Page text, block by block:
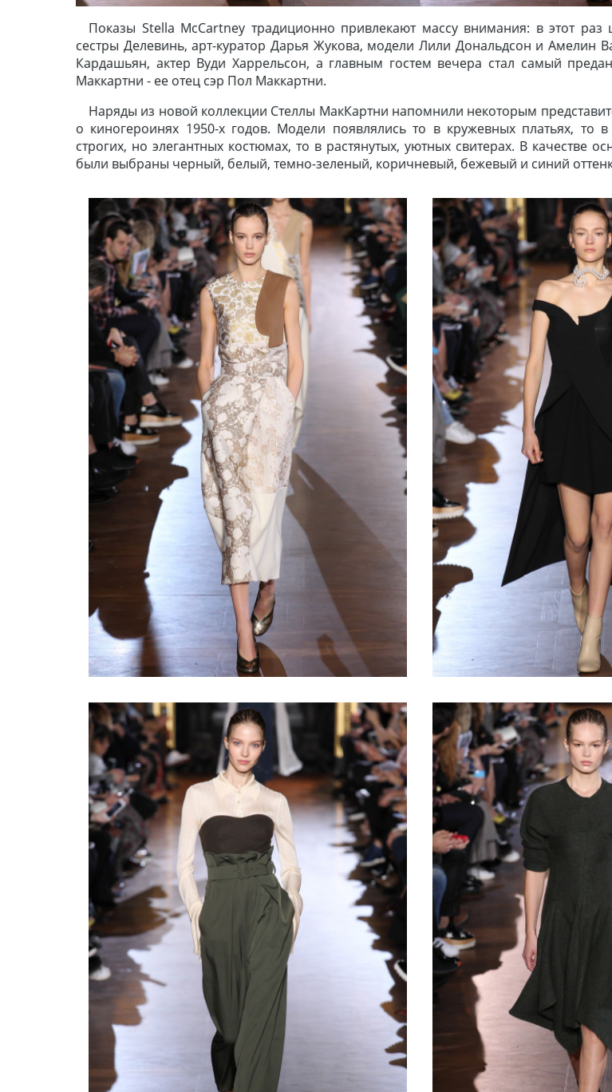
Показы Stella McCartney традиционно привлекают массу внимания: в этот раз
сестры Делевинь, арт-куратор Дарья Жукова, модели Лили Дональдсон и Амелин
Кардашьян, актер Вуди Харрельсон, а главным гостем вечера стал самый
Маккартни - ее отец сэр Пол Маккартни.
Наряды из новой коллекции Стеллы МакКартни напомнили некоторым
о киногероинях 1950-х годов. Модели появлялись то в кружевных платьях, то
строгих, но элегантных костюмах, то в растянутых, уютных свитерах. В качестве
были выбраны черный, белый, темно-зеленый, коричневый, бежевый и синий